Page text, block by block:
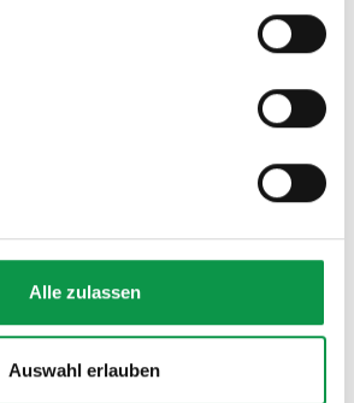
verwendeten Cookies, zu Ihren
Cookies nicht oder nur teilweise
Sie unter dem Link „Detaillierte
Alle zulassen
Auswahl erlauben